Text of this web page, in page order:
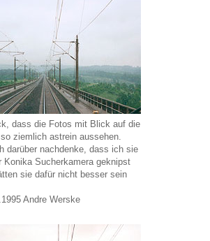
dass die Fotos mit Blick auf die
ziemlich astrein aussehen.
darüber nachdenke, dass ich sie
Konika Sucherkamera geknipst
sie dafür nicht besser sein
Andre Werske